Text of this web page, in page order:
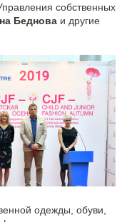
собственных
Беднова и другие
одежды, обуви,